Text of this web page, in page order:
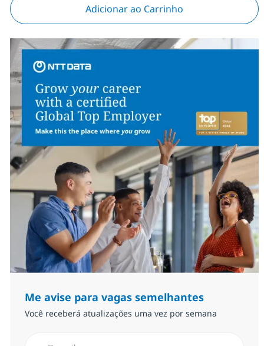
Adicionar ao Carrinho
Me avise para vagas semelhantes
Você receberá atualizações uma vez por semana